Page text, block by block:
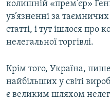
колишній «прем’єр»
ув’язненні за
статті, і тут ішлося
нелегальної торгівлі.
Крім того, Україна,
найбільших у світі
є великим шляхом